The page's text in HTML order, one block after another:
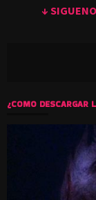
↓
¿COMO DESCARGAR